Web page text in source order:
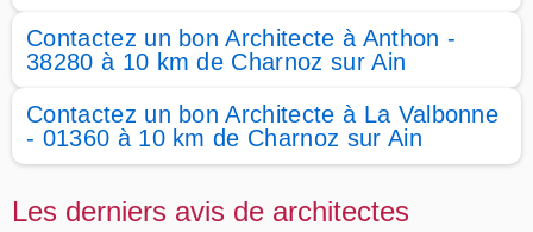
Contactez un bon Architecte à Anthon -
38280 à 10 km de Charnoz sur Ain
Contactez un bon Architecte à La Valbonne
- 01360 à 10 km de Charnoz sur Ain
Les derniers avis de architectes